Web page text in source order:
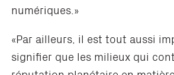
numériques.»
«Par ailleurs, il est tout aussi
signifier que les milieux qui